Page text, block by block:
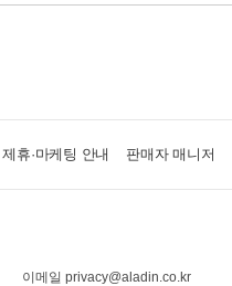
제휴·마케팅 안내 판매자 매니저
이메일 privacy@aladin.co.kr